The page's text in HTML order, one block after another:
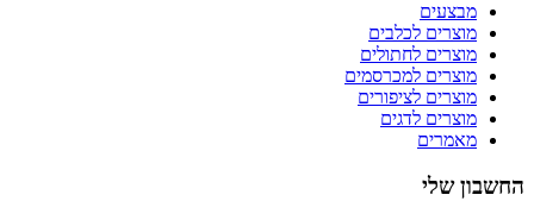
מבצעים
מוצרים לכלבים
מוצרים לחתולים
מוצרים למכרסמים
מוצרים לציפורים
מוצרים לדגים
מאמרים
החשבון שלי